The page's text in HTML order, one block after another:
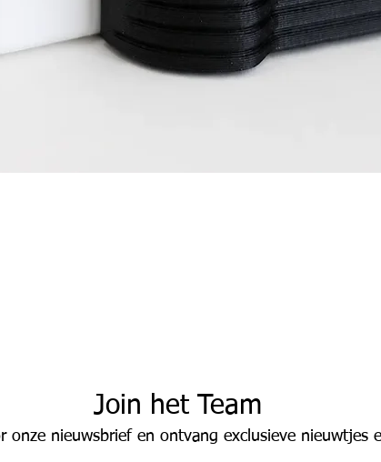
Join het Team
onze nieuwsbrief en ontvang exclusieve nieuwtjes